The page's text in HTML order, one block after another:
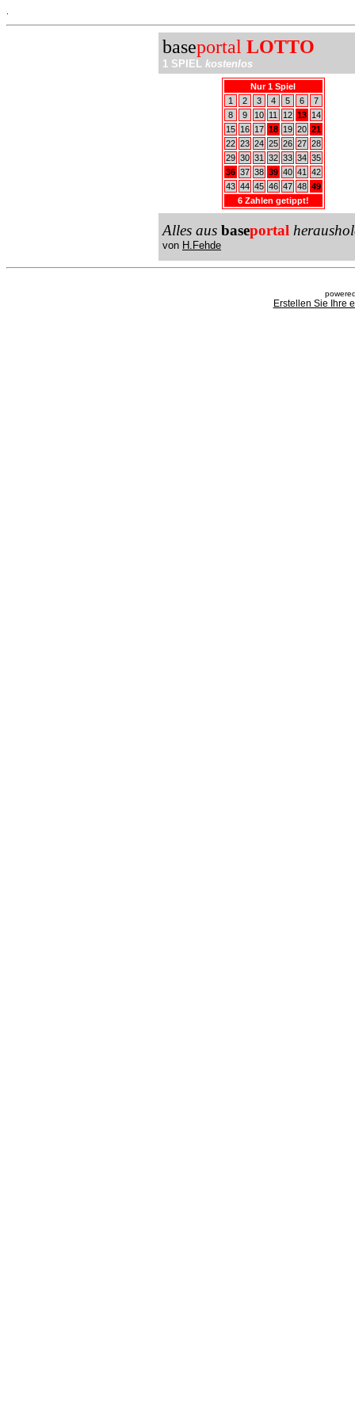
baseportal LOTTO
1 SPIEL kostenlos
Nur 1 Spiel
1
2 3 4 5 6
7
8
9 10 11 12 13
14
15
16 17 18 19 20 21
22 23 24 25 26 27 28
29 30 31 32 33 34 35
36 37 38 39 40 41
42
43 44 45 46 47 48 49
6 Zahlen getippt!
Alles aus baseportal
von H.Fehde
Erstellen Sie Ihre